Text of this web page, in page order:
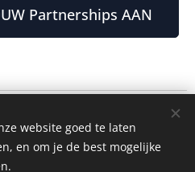
Partnerships AAN
exCit
14, 9810 Ghent
website goed te laten
en om je de best mogelijke